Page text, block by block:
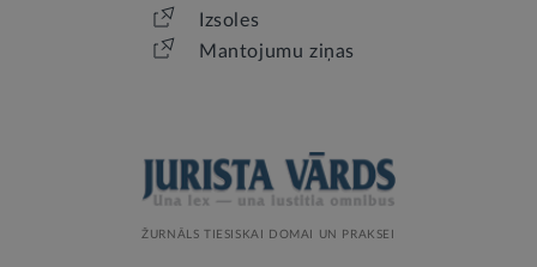
Izsoles
Mantojumu ziņas
ŽURNĀLS TIESISKAI DOMAI UN PRAKSEI